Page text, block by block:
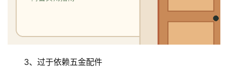
3、过于依赖五金配件